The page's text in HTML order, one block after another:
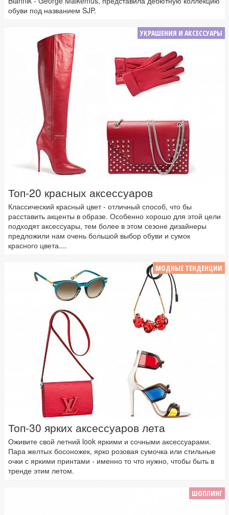
обуви под названием SJP.
УКРАШЕНИЯ И АКСЕССУАРЫ
Топ-20 красных аксессуаров
Классический красный цвет - отличный способ, что бы
расставить акценты в образе. Особенно хорошо для этой цели
подходят аксессуары, тем более в этом сезоне дизайнеры
предложили нам очень большой выбор обуви и сумок
красного цвета....
МОДНЫЕ ТЕНДЕНЦИИ
Топ-30 ярких аксессуаров лета
Оживите свой летний look яркими и сочными аксессуарами.
Пара желтых босоножек, ярко розовая сумочка или стильные
очки с яркими принтами - именно то что нужно, чтобы быть в
тренде этим летом.
ШОППИНГ